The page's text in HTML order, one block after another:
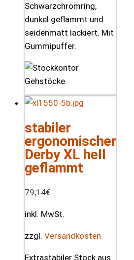
Schwarzchromring,
dunkel geflammt und
seidenmatt lackiert. Mit
Gummipuffer.
stabiler
ergonomischer
Derby XL hell
geflammt
79,14€
inkl. MwSt.
zzgl. Versandkosten
Extrastabiler Stock aus